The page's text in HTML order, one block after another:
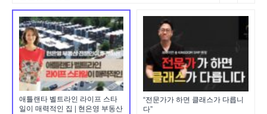
애틀랜타 벨트라인 라이프 스타
일이 매력적인 집 | 현은영 부동산
“전문가가 하면 클래스가 다릅니
다”